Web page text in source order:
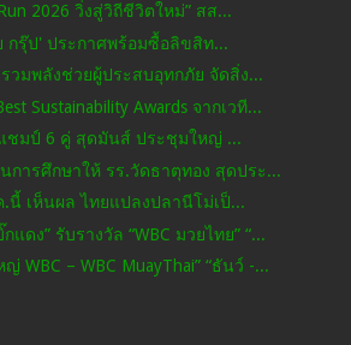
2026 วิ่งสู่วิถีชีวิตใหม่” สส...
กรุ๊ป' ประกาศพร้อมซื้อลิขสิท...
รวมพลังช่วยผู้ประสบอุทกภัย จัดสิ่ง...
Sustainability Awards จากเวที...
ชมป์ 6 คู่ สุดมันส์ ประชุมใหญ่ ...
นการศึกษาให้ รร.วัดธาตุทอง สุดประ...
.นี้ เห็นผล ไทยแปลงปลานีโม่เป็...
ดง” รับรางวัล “WBC มวยไทย” “...
WBC – WBC MuayThai” “ธันว์ -...